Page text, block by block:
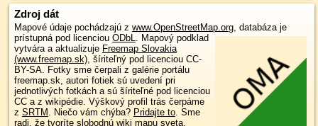
Zdroj dát
Mapové údaje pochádzajú z www.OpenStreetMap.org, databáza je
prístupná pod licenciou ODbL. Mapový podklad
vytvára a aktualizuje Freemap Slovakia
(www.freemap.sk), šíriteľný pod licenciou CC-
BY-SA. Fotky sme čerpali z galérie portálu
freemap.sk, autori fotiek sú uvedení pri
jednotlivých fotkách a sú šíriteľné pod licenciou
CC a z wikipédie. Výškový profil trás čerpáme
z SRTM . Niečo vám chýba? Pridajte to. Sme
radi, že tvoríte slobodnú wiki mapu sveta.